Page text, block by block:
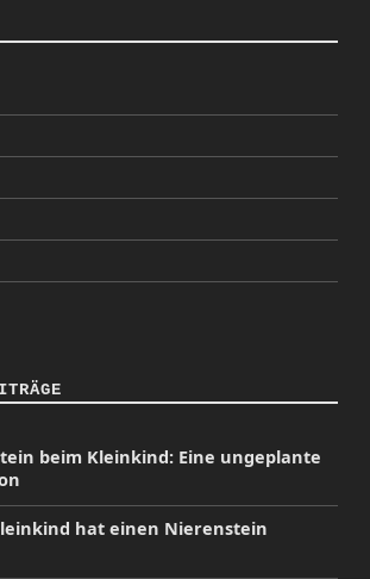
beim Kleinkind: Eine ungeplante
hat einen Nierenstein